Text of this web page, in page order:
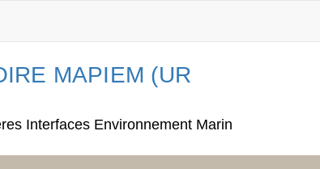
MAPIEM (UR
Interfaces Environnement Marin